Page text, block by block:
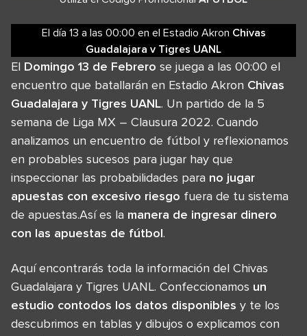
El día 13 a las 00:00 en el Estadio Akron Chivas
Guadalajara v Tigres UANL
El Domingo 13 de Febrero se juega a las 00:00 el
encuentro que batallarán en Estadio Akron Chivas
Guadalajara y Tigres UANL. Un partido de la 5
semana de Liga MX – Clausura 2022. Cuando
analizamos un encuentro de fútbol y reflexionamos
en probables sucesos para jugar hay que
inspeccionar las probabilidades para no jugar
apuestas con excesivo riesgo fuera de tu sistema
de apuestas.Así es la manera de ingresar dinero
con las apuestas de fútbol.
Aquí encontrarás toda la información del Chivas
Guadalajara y Tigres UANL. Confeccionamos un
estudio contodos los datos disponibles y te los
descubrimos en tablas y dibujos o explicamos con